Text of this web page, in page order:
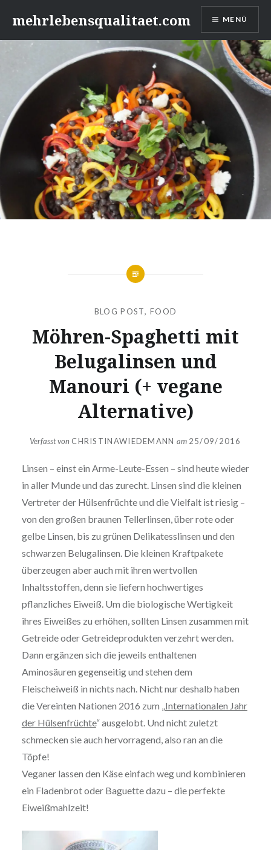
Inhalt
springen
mehrlebensqualitaet.com MENÜ
BLOG POST,FOOD
Möhren-Spaghetti mit
Belugalinsen und
Manouri (+ vegane
Alternative)
Verfasst von CHRISTINAWIEDEMANN am 25/09/2016
Linsen – einst ein Arme-Leute-Essen – sind heute wieder
in aller Munde und das zurecht. Linsen sind die kleinen
Vertreter der Hülsenfrüchte und die Vielfalt ist riesig –
von den großen braunen Tellerlinsen, über rote oder
gelbe Linsen, bis zu grünen Delikatesslinsen und den
schwarzen Belugalinsen. Die kleinen Kraftpakete
überzeugen aber auch mit ihren wertvollen
Inhaltsstoffen, denn sie liefern hochwertiges
pflanzliches Eiweiß. Um die biologische Wertigkeit
ihres Eiweißes zu erhöhen, sollten Linsen zusammen mit
Getreide oder Getreideprodukten verzehrt werden.
Dann ergänzen sich die jeweils enthaltenen
Aminosäuren gegenseitig und stehen dem
Fleischeiweiß in nichts nach. Nicht nur deshalb haben
die Vereinten Nationen 2016 zum „Internationalen Jahr
der Hülsenfrüchte“ ausgelobt. Und nicht zuletzt
schmecken sie auch hervorragend, also ran an die
Töpfe!
Veganer lassen den Käse einfach weg und kombinieren
ein Fladenbrot oder Baguette dazu – die perfekte
Eiweißmahlzeit!